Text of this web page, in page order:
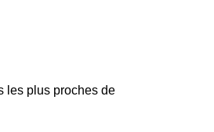
les plus proches de